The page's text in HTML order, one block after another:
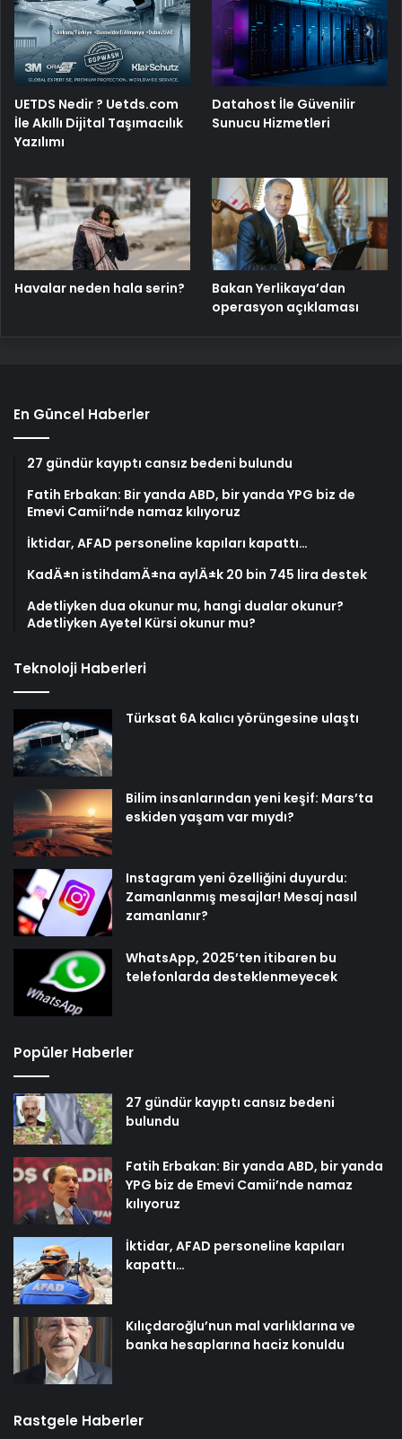
UETDS Nedir ? Uetds.com
İle Akıllı Dijital Taşımacılık
Yazılımı
Datahost İle Güvenilir
Sunucu Hizmetleri
Havalar neden hala serin?
Bakan Yerlikaya’dan
operasyon açıklaması
En Güncel Haberler
27 gündür kayıptı cansız bedeni bulundu
Fatih Erbakan: Bir yanda ABD, bir yanda YPG biz de
Emevi Camii’nde namaz kılıyoruz
İktidar, AFAD personeline kapıları kapattı…
KadÄ±n istihdamÄ±na aylÄ±k 20 bin 745 lira destek
Adetliyken dua okunur mu, hangi dualar okunur?
Adetliyken Ayetel Kürsi okunur mu?
Teknoloji Haberleri
Türksat 6A kalıcı yörüngesine ulaştı
Bilim insanlarından yeni keşif: Mars’ta
eskiden yaşam var mıydı?
Instagram yeni özelliğini duyurdu:
Zamanlanmış mesajlar! Mesaj nasıl
zamanlanır?
WhatsApp, 2025’ten itibaren bu
telefonlarda desteklenmeyecek
Popüler Haberler
27 gündür kayıptı cansız bedeni
bulundu
Fatih Erbakan: Bir yanda ABD, bir yanda
YPG biz de Emevi Camii’nde namaz
kılıyoruz
İktidar, AFAD personeline kapıları
kapattı…
Kılıçdaroğlu’nun mal varlıklarına ve
banka hesaplarına haciz konuldu
Rastgele Haberler